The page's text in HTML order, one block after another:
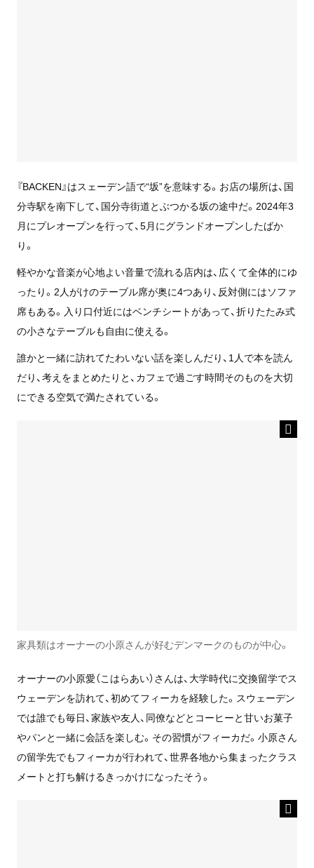
『BACKEN』はスェーデン語で“坂”を意味する。お店の場所は、国
分寺駅を南下して、国分寺街道とぶつかる坂の途中だ。2024年3
月にプレオープンを行って、5月にグランドオープンしたばか
り。
軽やかな音楽が心地よい音量で流れる店内は、広くて全体的にゆ
ったり。2人がけのテーブル席が奥に4つあり、反対側にはソファ
席もある。入り口付近にはベンチシートがあって、折りたたみ式
の小さなテーブルも自由に使える。
誰かと一緒に訪れてたわいない話を楽しんだり、1人で本を読ん
だり、考えをまとめたりと、カフェで過ごす時間そのものを大切
にできる空気で満たされている。
家具類はオーナーの小原さんが好むデンマークのものが中心。
オーナーの小原愛（こはらあい）さんは、大学時代に交換留学でス
ウェーデンを訪れて、初めてフィーカを経験した。スウェーデン
では誰でも毎日、家族や友人、同僚などとコーヒーと甘いお菓子
やパンと一緒に会話を楽しむ。その習慣がフィーカだ。小原さん
の留学先でもフィーカが行われて、世界各地から集まったクラス
メートと打ち解けるきっかけになったそう。